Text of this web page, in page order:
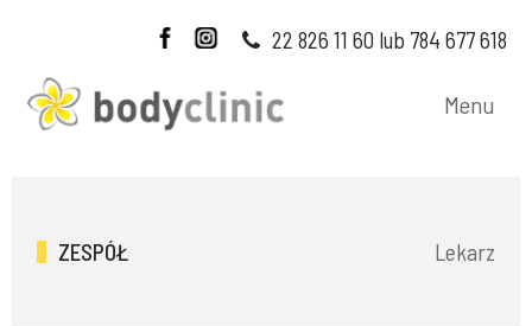
22 826 11 60 lub 784 677 618
Menu
ZESPÓŁ Lekarz